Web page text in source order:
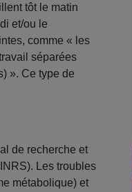
tôt le matin
et/ou le
comme « les
séparées
». Ce type de
de recherche et
Les troubles
métabolique) et